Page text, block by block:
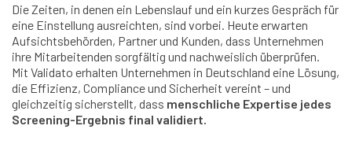
Die Zeiten, in denen ein Lebenslauf und ein kurzes Gespräch für
eine Einstellung ausreichten, sind vorbei. Heute erwarten
Aufsichtsbehörden, Partner und Kunden, dass Unternehmen
ihre Mitarbeitenden sorgfältig und nachweislich überprüfen.
Mit Validato erhalten Unternehmen in Deutschland eine Lösung,
die Effizienz, Compliance und Sicherheit vereint – und
gleichzeitig sicherstellt, dass menschliche Expertise jedes
Screening-Ergebnis final validiert.